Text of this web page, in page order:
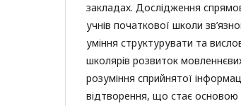
закладах. Дослідження
учнів початкової школи
уміння структурувати та
школярів розвиток
розуміння сприйнятої
відтворення, що стає